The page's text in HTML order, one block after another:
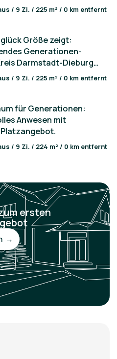
/ 9 Zi. / 225 m² / 0 km entfernt
Größe zeigt:
Generationen-
Darmstadt-Dieburg
/ 9 Zi. / 225 m² / 0 km entfernt
für Generationen:
Anwesen mit
/ 9 Zi. / 224 m² / 0 km entfernt
ersten
→